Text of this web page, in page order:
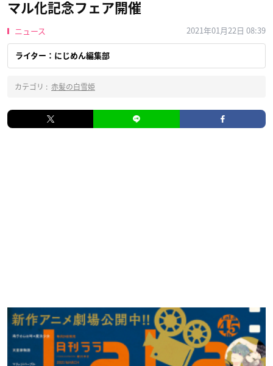
マル化記念フェア開催
ニュース 2021年01月22日 08:39
ライター：にじめん編集部
カテゴリ : 赤髪の白雪姫